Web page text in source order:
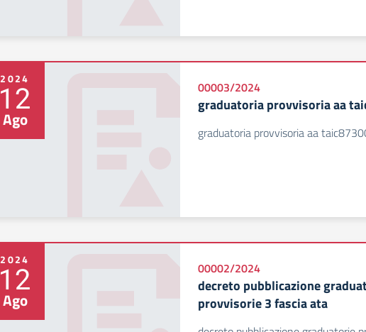
2024
12
Ago
00003/2024
graduatoria provvisoria aa
graduatoria provvisoria aa
2024
12
Ago
00002/2024
decreto pubblicazione
provvisorie 3 fascia ata